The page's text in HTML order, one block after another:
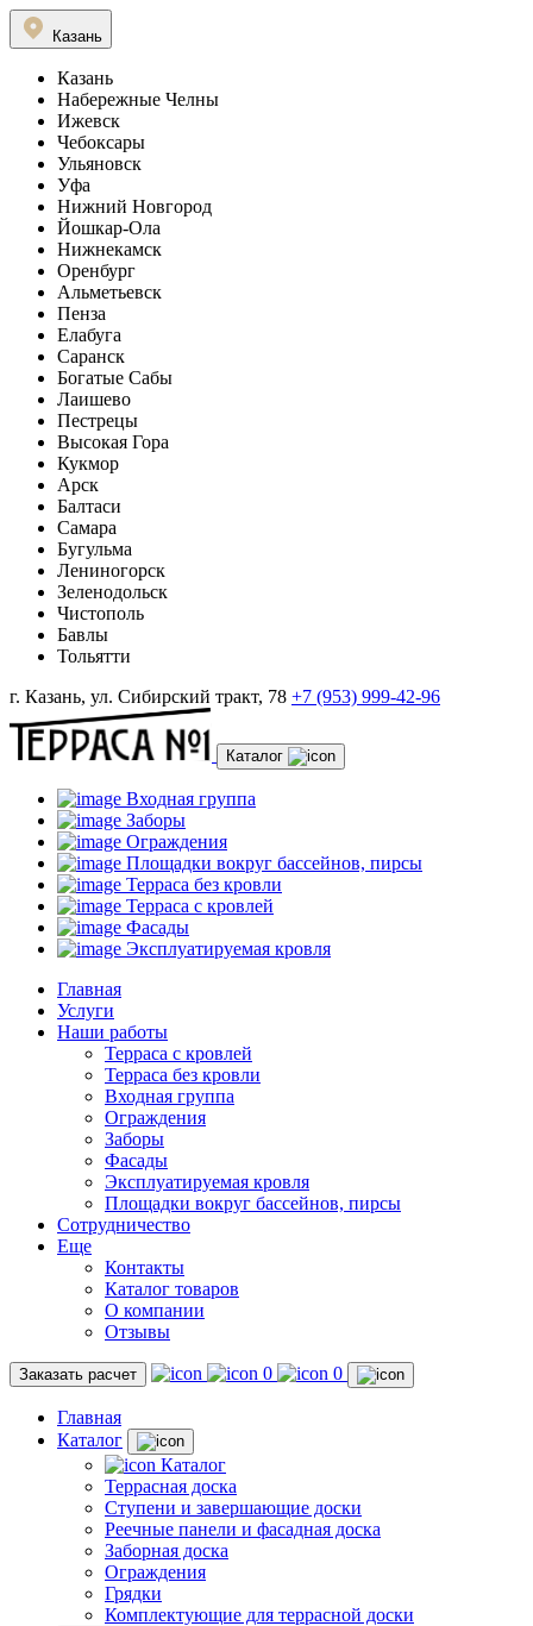
Казань
Казань
Набережные Челны
Ижевск
Чебоксары
Ульяновск
Уфа
Нижний Новгород
Йошкар-Ола
Нижнекамск
Оренбург
Альметьевск
Пенза
Елабуга
Саранск
Богатые Сабы
Лаишево
Пестрецы
Высокая Гора
Кукмор
Арск
Балтаси
Самара
Бугульма
Лениногорск
Зеленодольск
Чистополь
Бавлы
Тольятти
г. Казань, ул. Сибирский тракт, 78 +7 (953) 999-42-96
Каталог
Входная группа
Заборы
Ограждения
Площадки вокруг бассейнов, пирсы
Терраса без кровли
Терраса с кровлей
Фасады
Эксплуатируемая кровля
Главная
Услуги
Наши работы
Терраса с кровлей
Терраса без кровли
Входная группа
Ограждения
Заборы
Фасады
Эксплуатируемая кровля
Площадки вокруг бассейнов, пирсы
Сотрудничество
Еще
Контакты
Каталог товаров
О компании
Отзывы
Заказать расчет 0 0
Главная
Каталог
Каталог
Террасная доска
Ступени и завершающие доски
Реечные панели и фасадная доска
Заборная доска
Ограждения
Грядки
Комплектующие для террасной доски